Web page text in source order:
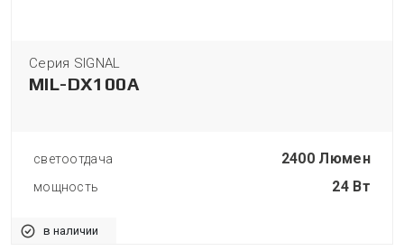
Серия SIGNAL
MIL-DX100A
светоотдача 2400 Люмен
мощность 24 Вт
в наличии